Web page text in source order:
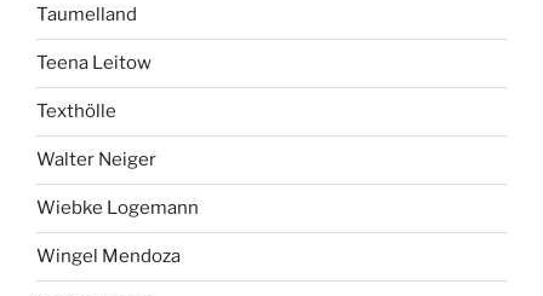
Taumelland
Teena Leitow
Texthölle
Walter Neiger
Wiebke Logemann
Wingel Mendoza